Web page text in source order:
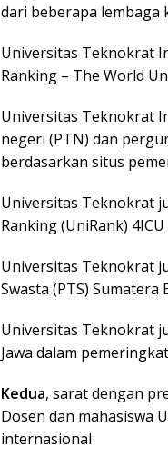
dari beberapa lembaga
Universitas Teknokrat
Ranking – The World
Universitas Teknokrat
negeri (PTN) dan
berdasarkan situs
Universitas Teknokrat
Ranking (UniRank)
Universitas Teknokrat
Swasta (PTS) Sumatera
Universitas Teknokrat
Jawa dalam
Kedua, sarat dengan
Dosen dan mahasiswa
internasional